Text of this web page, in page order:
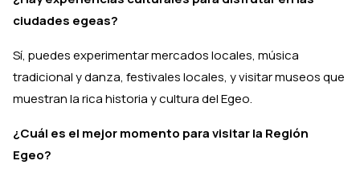
ciudades egeas?
Sí, puedes experimentar mercados locales, música
tradicional y danza, festivales locales, y visitar museos que
muestran la rica historia y cultura del Egeo.
¿Cuál es el mejor momento para visitar la Región
Egeo?